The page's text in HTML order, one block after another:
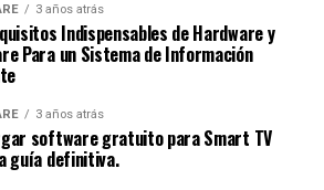
3 años atrás
Indispensables de Hardware y
Para un Sistema de Información
3 años atrás
software gratuito para Smart TV
guía definitiva.